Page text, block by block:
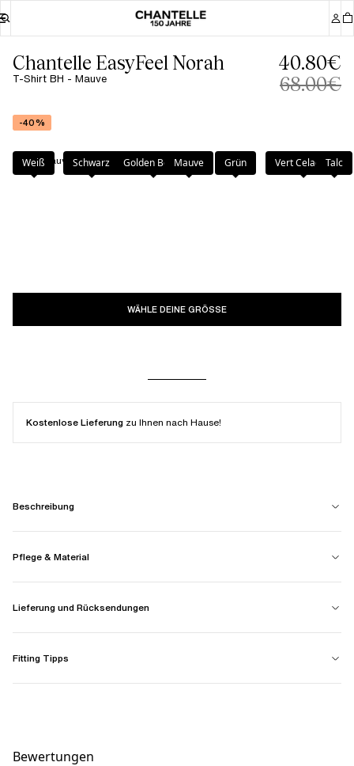
Chantelle EasyFeel Norah
T-Shirt BH - Mauve
40.80€
68.00€
-40%
Farbe:Mauve
Weiß Schwarz Golden BeigeMauve Grün Vert CeladonTalc
WÄHLE DEINE GRÖSSE
Kostenlose Lieferung zu Ihnen nach Hause!
Beschreibung
Pflege & Material
Lieferung und Rücksendungen
Fitting Tipps
Bewertungen